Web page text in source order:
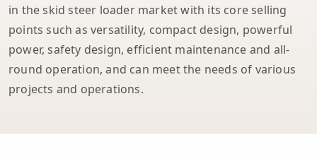
in the skid steer loader market with its core selling
points such as versatility, compact design, powerful
power, safety design, efficient maintenance and all-
round operation, and can meet the needs of various
projects and operations.